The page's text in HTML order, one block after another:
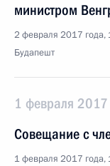
министром
2 февраля 2017 года,
Будапешт
1 февраля 2017
Совещание с
1 февраля 2017 года,